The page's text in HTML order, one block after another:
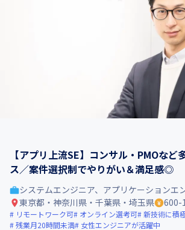
【アプリ上流SE】コンサル・PMOなど
ス／案件選択制でやりがい＆満足感◎
システムエンジニア、アプリケーションエ
東京都・神奈川県・千葉県・埼玉県
600-
リモートワーク可 オンライン選考可 新技術に積
残業月20時間未満
女性エンジニアが活躍中